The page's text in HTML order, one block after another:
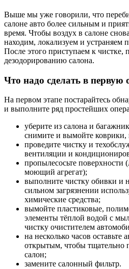
Выше мы уже говорили, что
салоне авто более сильным и
время. Чтобы воздух в салоне
находим, локализуем и устраняем
После этого приступаем к чистке,
дезодорированию салона.
Что надо сделать в первую
На первом этапе постарайтесь
и выполните ряд простейших
уберите из салона и
снимите и вымойте коврики,
проведите чистку и
вентиляции и
пропылесосьте поверхности
моющий агрегат);
выполните чистку обивки и
сильном загрязнении
химические средства;
вымойте пластиковые,
элементы тёплой водой с
чистку очистителем
на несколько часов оставьте
открытым, чтобы тщательно
салон;
замените салонный фильтр.